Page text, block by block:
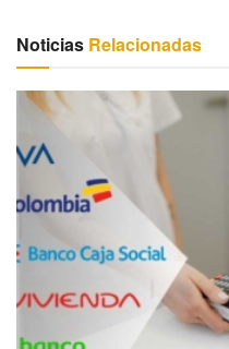
Noticias Relacionadas